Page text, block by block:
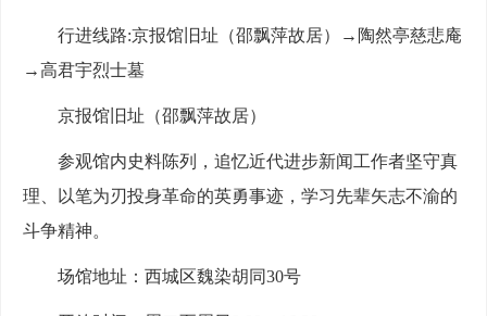
行进线路:京报馆旧址（邵飘萍故居）→陶然亭慈悲庵
→高君宇烈士墓
京报馆旧址（邵飘萍故居）
参观馆内史料陈列，追忆近代进步新闻工作者坚守真
理、以笔为刃投身革命的英勇事迹，学习先辈矢志不渝的
斗争精神。
场馆地址：西城区魏染胡同30号